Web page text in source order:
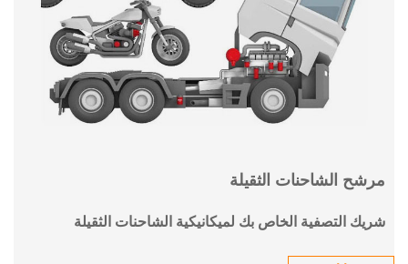
مرشح الشاحنات الثقيلة
شريك التصفية الخاص بك لميكانيكية الشاحنات الثقيلة